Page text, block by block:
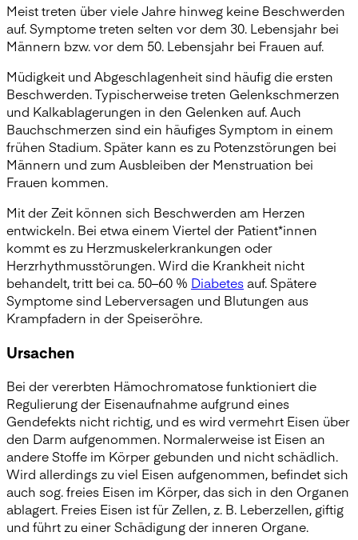
Meist treten über viele Jahre hinweg keine Beschwerden
auf. Symptome treten selten vor dem 30. Lebensjahr bei
Männern bzw. vor dem 50. Lebensjahr bei Frauen auf.
Müdigkeit und Abgeschlagenheit sind häufig die ersten
Beschwerden. Typischerweise treten Gelenkschmerzen
und Kalkablagerungen in den Gelenken auf. Auch
Bauchschmerzen sind ein häufiges Symptom in einem
frühen Stadium. Später kann es zu Potenzstörungen bei
Männern und zum Ausbleiben der Menstruation bei
Frauen kommen.
Mit der Zeit können sich Beschwerden am Herzen
entwickeln. Bei etwa einem Viertel der Patient*innen
kommt es zu Herzmuskelerkrankungen oder
Herzrhythmusstörungen. Wird die Krankheit nicht
behandelt, tritt bei ca. 50–60 % Diabetesauf. Spätere
Symptome sind Leberversagen und Blutungen aus
Krampfadern in der Speiseröhre.
Ursachen
Bei der vererbten Hämochromatose funktioniert die
Regulierung der Eisenaufnahme aufgrund eines
Gendefekts nicht richtig, und es wird vermehrt Eisen über
den Darm aufgenommen. Normalerweise ist Eisen an
andere Stoffe im Körper gebunden und nicht schädlich.
Wird allerdings zu viel Eisen aufgenommen, befindet sich
auch sog. freies Eisen im Körper, das sich in den Organen
ablagert. Freies Eisen ist für Zellen, z. B. Leberzellen, giftig
und führt zu einer Schädigung der inneren Organe.